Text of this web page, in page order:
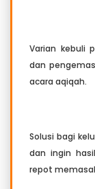
Varian kebuli
dan
acara aqiqah.
Solusi bagi
dan ingin
repot